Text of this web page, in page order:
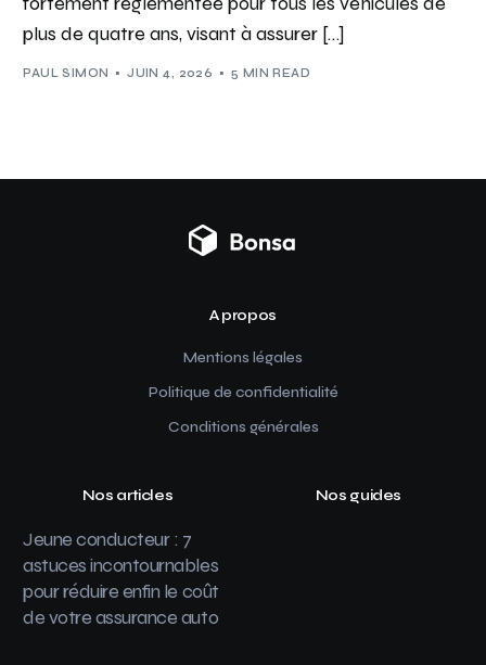
plus de quatre ans, visant à assurer […]
PAUL SIMON JUIN 4, 2026 5 MIN READ
A propos
Mentions légales
Politique de confidentialité
Conditions générales
Nos articles
Jeune conducteur : 7
astuces incontournables
pour réduire enfin le coût
de votre assurance auto
Nos guides